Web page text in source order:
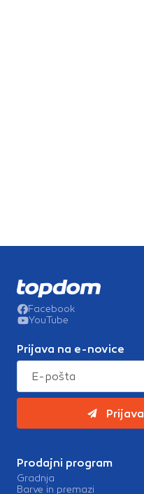
Facebook
YouTube
Prijava na e-novice
Prijava
Prodajni program
Gradnja
Barve in premazi